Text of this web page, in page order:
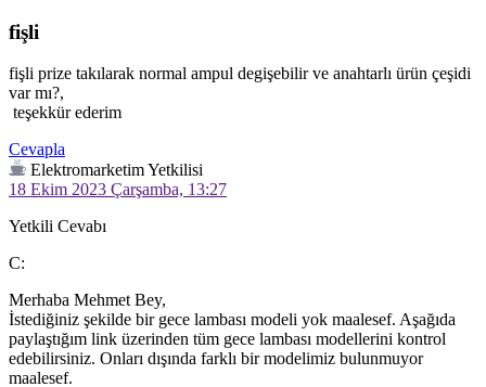
fişli
fişli prize takılarak normal ampul degişebilir ve anahtarlı ürün çeşidi
var mı?,
teşekkür ederim
Cevapla
Elektromarketim Yetkilisi
18 Ekim 2023 Çarşamba, 13:27
Yetkili Cevabı
C:
Merhaba Mehmet Bey,
İstediğiniz şekilde bir gece lambası modeli yok maalesef. Aşağıda
paylaştığım link üzerinden tüm gece lambası modellerini kontrol
edebilirsiniz. Onları dışında farklı bir modelimiz bulunmuyor